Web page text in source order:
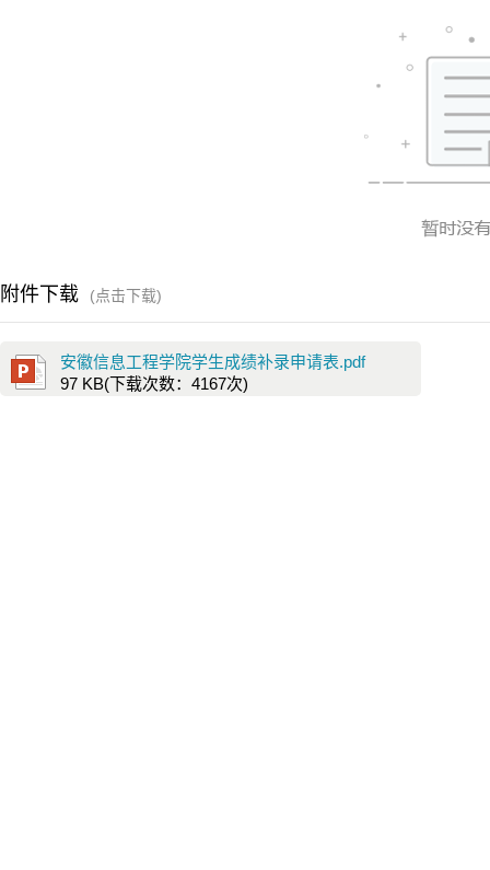
附件下载 (点击下载)
安徽信息工程学院学生成绩补录申请表.pdf
97 KB(下载次数： 4167次)